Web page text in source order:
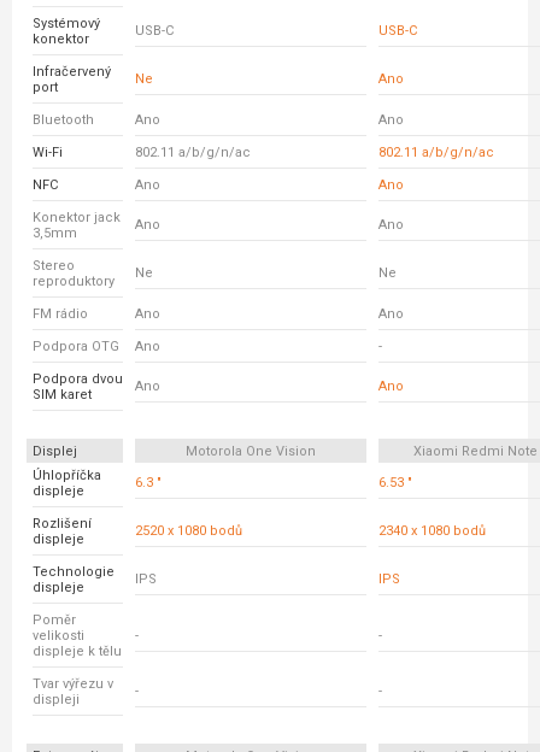
Systémový
konektor
USB-C USB-C
Infračervený
port
Ne Ano
Bluetooth Ano Ano
Wi-Fi 802.11 a/b/g/n/ac 802.11 a/b/g/n/ac
NFC Ano Ano
Konektor jack
3,5mm
Ano Ano
Stereo
reproduktory
Ne Ne
FM rádio Ano Ano
Podpora OTG Ano -
Podpora dvou
SIM karet
Ano Ano
Displej Motorola One Vision
Xiaomi Redmi Note
Úhlopříčka
displeje
6.3 " 6.53 "
Rozlišení
displeje
2520 x 1080 bodů 2340 x 1080 bodů
Technologie
displeje
IPS IPS
Poměr
velikosti
displeje k tělu
- -
Tvar výřezu v
displeji
- -